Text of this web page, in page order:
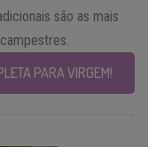
são as mais
PARA VIRGEM!